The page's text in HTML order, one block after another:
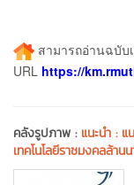
สามารถอ่านฉบั
URL https://
คลังรูปภาพ : แนะนำ :
เทคโนโลยีราชมงคลล้า